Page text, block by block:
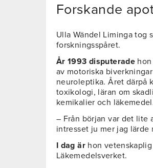
Forskande
Ulla Wändel Liminga tog
forskningsspåret.
År 1993 disputerade
av motoriska
neuroleptika. Året därpå
toxikologi, läran om
kemikalier och
– Från början var det lite
intresset ju mer jag lärde
I dag ärhon vetenskaplig
Läkemedelsverket.